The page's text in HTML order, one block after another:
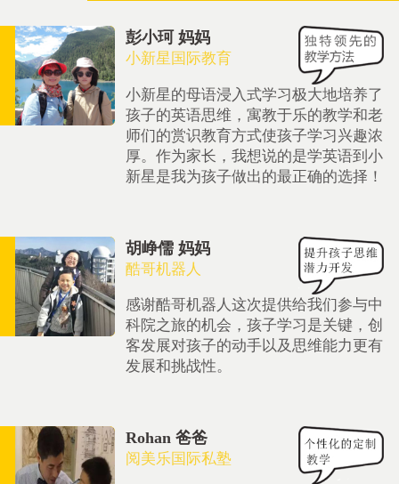
彭小珂 妈妈
小新星国际教育
小新星的母语浸入式学习极大地培养了
孩子的英语思维，寓教于乐的教学和老
师们的赏识教育方式使孩子学习兴趣浓
厚。作为家长，我想说的是学英语到小
新星是我为孩子做出的最正确的选择！
胡峥儒 妈妈
酷哥机器人
感谢酷哥机器人这次提供给我们参与中
科院之旅的机会，孩子学习是关键，创
客发展对孩子的动手以及思维能力更有
发展和挑战性。
Rohan 爸爸
阅美乐国际私塾